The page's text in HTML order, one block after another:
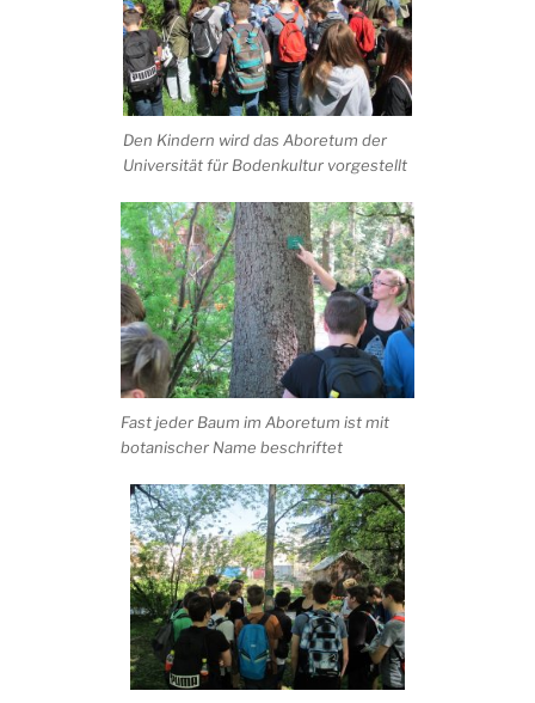
Den Kindern wird das Aboretum der
Universität für Bodenkultur vorgestellt
Fast jeder Baum im Aboretum ist mit
botanischer Name beschriftet